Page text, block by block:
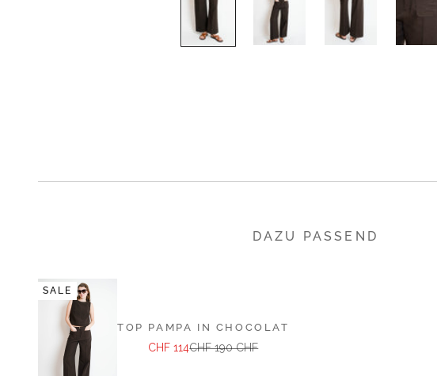
DAZU PASSEND
SALE
TOP PAMPA IN CHOCOLAT
Angebot
CHF 114Regulärer Preis
CHF 190 CHF